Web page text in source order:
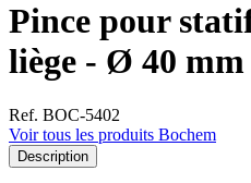
Pince pour
liège - Ø 40 mm
Ref. BOC-5402
Voir tous les produits Bochem
Description